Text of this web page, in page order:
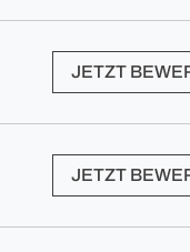
JETZT
JETZT